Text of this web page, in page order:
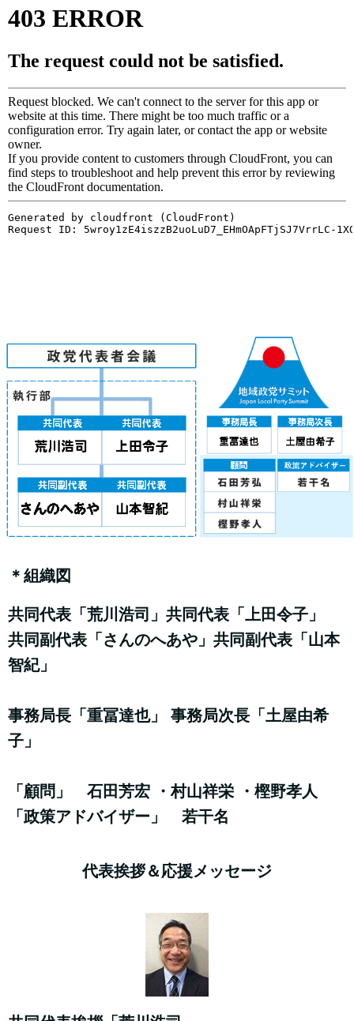
＊組織図
共同代表「荒川浩司」共同代表「上田令子」
共同副代表「さんのへあや」共同副代表「山本
智紀」
事務局長「重冨達也」 事務局次長「土屋由希
子」
「顧問」 石田芳宏 ・村山祥栄 ・樫野孝人
「政策アドバイザー」 若干名
代表挨拶＆応援メッセージ